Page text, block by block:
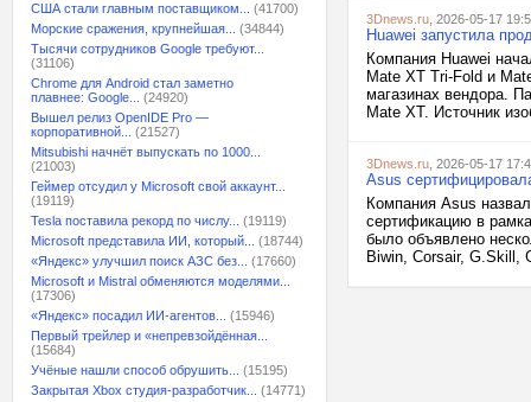
США стали главным поставщиком...
(41700)
Морские сражения, крупнейшая...
(34844)
Тысячи сотрудников Google требуют...
(31106)
Chrome для Android стал заметно
плавнее: Google...
(24920)
Вышел релиз OpenIDE Pro —
корпоративной...
(21527)
Mitsubishi начнёт выпускать по 1000...
(21003)
Геймер отсудил у Microsoft свой аккаунт...
(19119)
Tesla поставила рекорд по числу...
(19119)
Microsoft представила ИИ, который...
(18744)
«Яндекс» улучшил поиск АЗС без...
(17660)
Microsoft и Mistral обменяются моделями...
(17306)
«Яндекс» посадил ИИ-агентов...
(15946)
Первый трейлер и «непревзойдённая...
(15684)
Учёные нашли способ обрушить...
(15195)
Закрытая Xbox студия-разработчик...
(14771)
3Dnews.ru , 2026-05-17
Huawei запустила
Компания Huawei
Mate XT Tri-Fold и
магазинах вендора.
Mate XT. Источник
3Dnews.ru , 2026-05-17
Asus
Компания Asus
сертификацию в
было объявлено
Biwin, Corsair, G.Skill,